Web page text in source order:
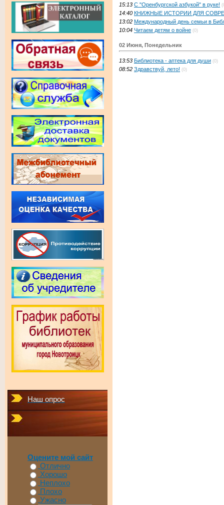
Наш опрос
Оцените мой сайт
Отлично
Хорошо
Неплохо
Плохо
Ужасно
15:13 С "Оренбургской азбукой" в руке!
14:40 КНИЖНЫЕ ИСТОРИИ ДЛЯ
13:02 Международный день семьи в
10:04 Читаем детям о войне (0)
02 Июня, Понедельник
13:53 Библиотека - аптека для души (0)
08:52 Здравствуй, лето! (0)